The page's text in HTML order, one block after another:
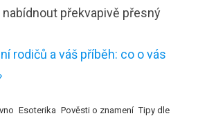
nabídnout překvapivě přesný
rodičů a váš příběh: co o vás
Esoterika Pověsti o znamení Tipy dle